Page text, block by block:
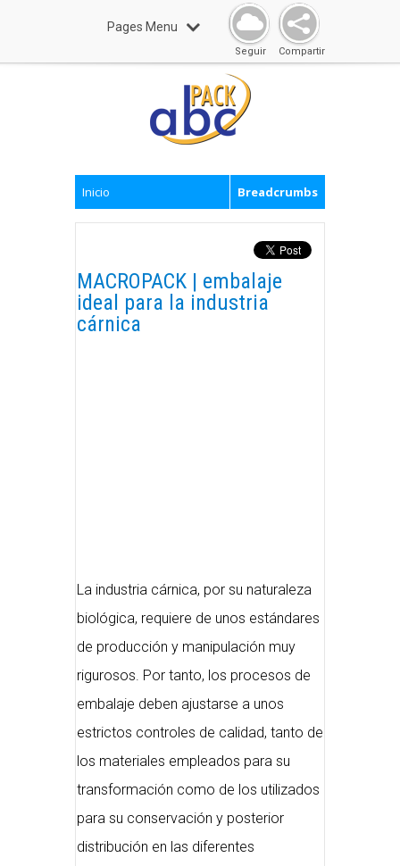
Pages Menu
Compartir
Seguir
Inicio Breadcrumbs
MACROPACK | embalaje
ideal para la industria
cárnica
La industria cárnica, por su naturaleza
biológica, requiere de unos estándares
de producción y manipulación muy
rigurosos. Por tanto, los procesos de
embalaje deben ajustarse a unos
estrictos controles de calidad, tanto de
los materiales empleados para su
transformación como de los utilizados
para su conservación y posterior
distribución en las diferentes